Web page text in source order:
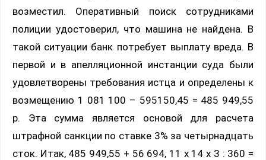
возместил. Оперативный поиск сотрудниками
полиции удостоверил, что машина не найдена. В
такой ситуации банк потребует выплату вреда. В
первой и в апелляционной инстанции суда были
удовлетворены требования истца и определены к
возмещению 1 081 100 – 595150,45 = 485 949,55
р. Эта сумма является основой для расчета
штрафной санкции по ставке 3% за четырнадцать
сток. Итак, 485 949,55 + 56 694, 11 х 14 х 3 : 360 =